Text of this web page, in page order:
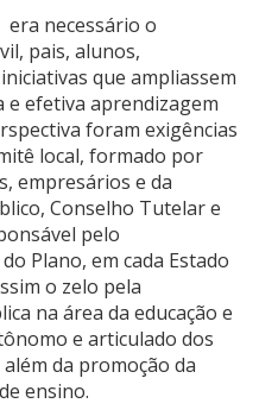
era necessário o
pais, alunos,
que ampliassem
e efetiva aprendizagem
foram exigências
local, formado por
empresários e da
Conselho Tutelar e
pelo
Plano, em cada Estado
o zelo pela
na área da educação e
e articulado dos
da promoção da
ensino.